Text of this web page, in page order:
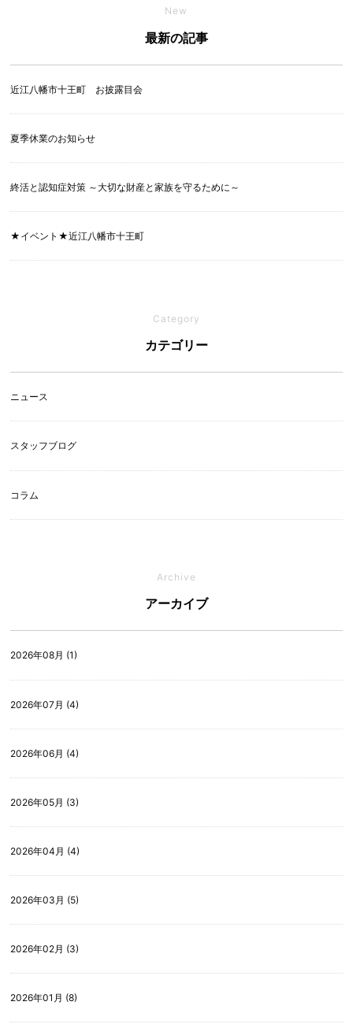
New
最新の記事
近江八幡市十王町 お披露目会
夏季休業のお知らせ
終活と認知症対策 ～大切な財産と家族を守るために～
★イベント★近江八幡市十王町
Category
カテゴリー
ニュース
スタッフブログ
コラム
Archive
アーカイブ
2026年08月 (1)
2026年07月 (4)
2026年06月 (4)
2026年05月 (3)
2026年04月 (4)
2026年03月 (5)
2026年02月 (3)
2026年01月 (8)